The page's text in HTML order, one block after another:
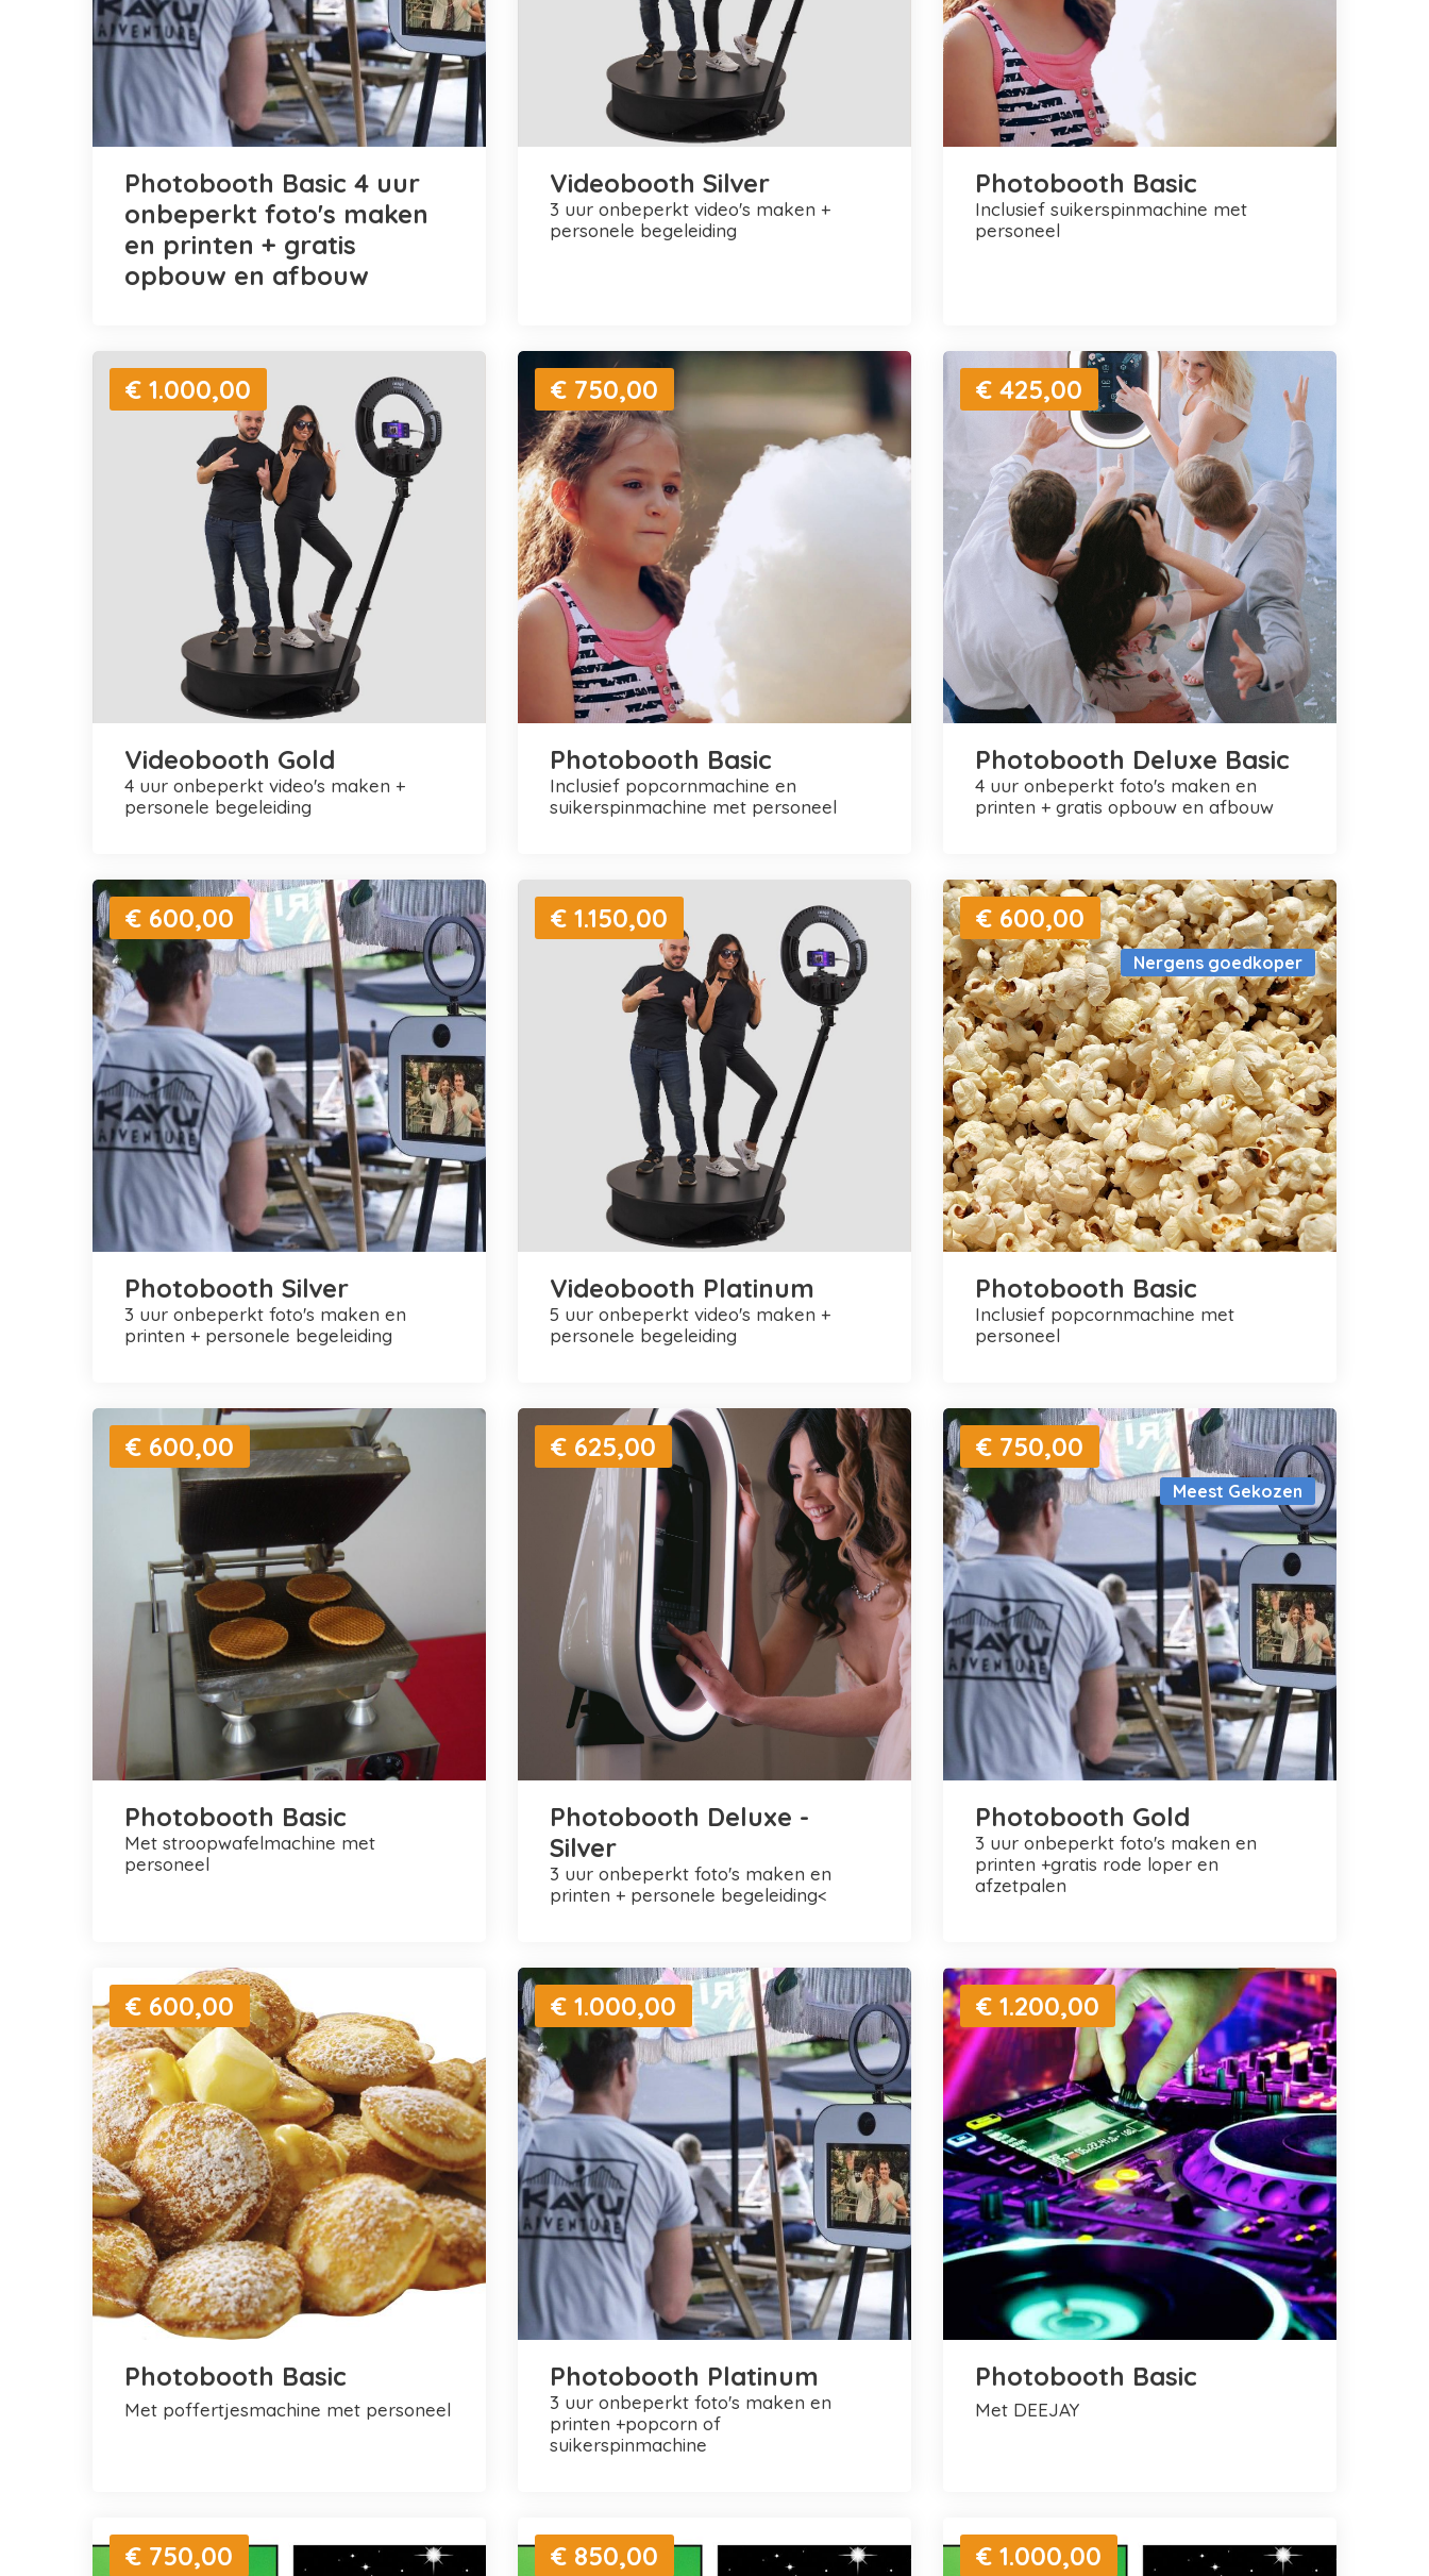
Photobooth Basic 4 uur
onbeperkt foto's maken
en printen + gratis
opbouw en afbouw
Videobooth Silver
3 uur onbeperkt video's maken +
personele begeleiding
Photobooth Basic
inclusief suikerspinmachine met
personeel
€ 1.000,00
Videobooth Gold
4 uur onbeperkt video's maken +
personele begeleiding
€ 750,00
Photobooth Basic
inclusief popcornmachine en
suikerspinmachine met personeel
€ 425,00
Photobooth Deluxe Basic
4 uur onbeperkt foto's maken en
printen + gratis opbouw en afbouw
€ 600,00
Photobooth Silver
3 uur onbeperkt foto's maken en
printen + personele begeleiding
€ 1.150,00
Videobooth Platinum
5 uur onbeperkt video's maken +
personele begeleiding
Nergens goedkoper
€ 600,00
Photobooth Basic
inclusief popcornmachine met
personeel
€ 600,00
Photobooth Basic
met stroopwafelmachine met
personeel
€ 625,00
Photobooth Deluxe -
Silver
3 uur onbeperkt foto's maken en
printen + personele begeleiding<
Meest Gekozen
€ 750,00
Photobooth Gold
3 uur onbeperkt foto's maken en
printen +gratis rode loper en
afzetpalen
€ 600,00
Photobooth Basic
met poffertjesmachine met personeel
€ 1.000,00
Photobooth Platinum
3 uur onbeperkt foto's maken en
printen +popcorn of
suikerspinmachine
€ 1.200,00
Photobooth Basic
met DEEJAY
€ 750,00 € 850,00 € 1.000,00